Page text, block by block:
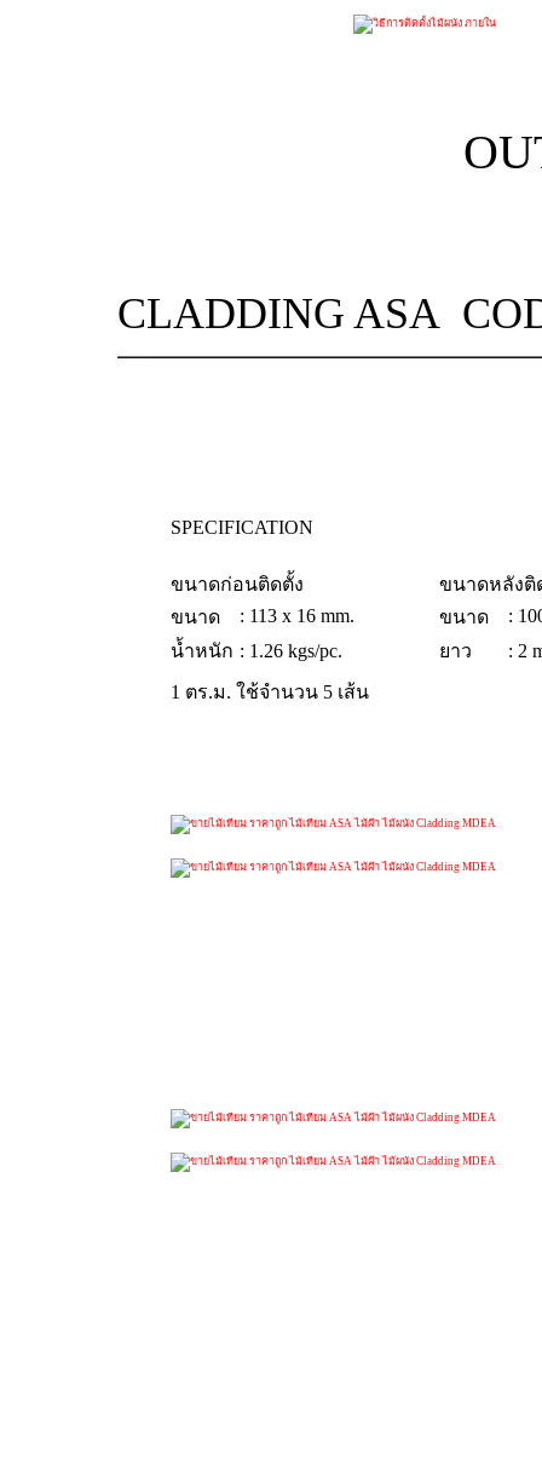
CLADDING ASA
SPECIFICATION
ขนาดก่อนติดตั้ง
ขนาด
: 113 x 16 mm.
น้ำหนัก : 1.26 kgs/pc.
1 ตร.ม. ใช้จำนวน 5 เส้น
ขนาดหลังติ
ขนาด
:
ยาว
: 2